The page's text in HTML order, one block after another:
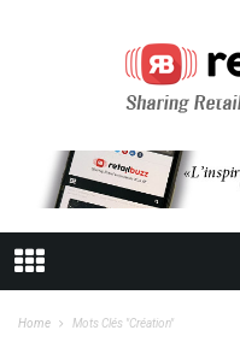
Home Mots Clés "création"